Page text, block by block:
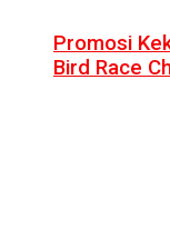
Promosi
Bird Race